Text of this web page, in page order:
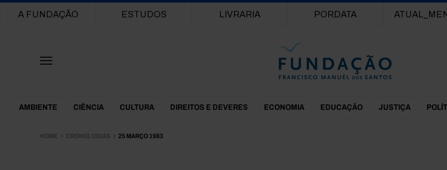
Main navigation
A FUNDAÇÃO ESTUDOS LIVRARIA PORDATA
Themes Menu
AMBIENTE CIÊNCIA CULTURA DIREITOS E DEVERES ECONOMIA EDUCAÇÃO JUSTIÇA
HOME CRONOLOGIAS 25 MARÇO 1983